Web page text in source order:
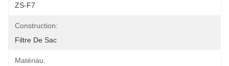
ZS-F7
Construction:
Filtre De Sac
Matériau: